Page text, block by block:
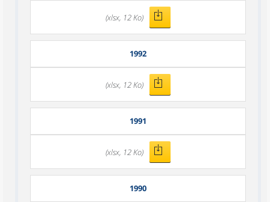
(xlsx, 12 Ko)
1992
(xlsx, 12 Ko)
1991
(xlsx, 12 Ko)
1990